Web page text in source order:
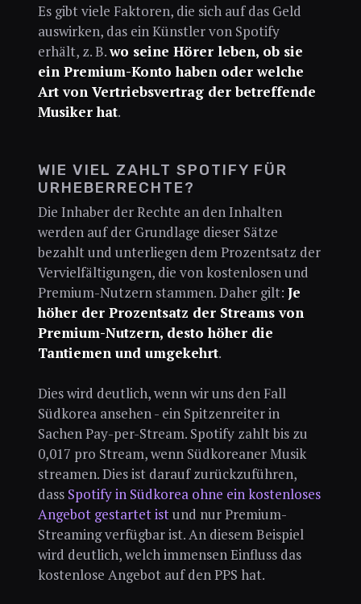
Es gibt viele Faktoren, die sich auf das Geld
auswirken, das ein Künstler von Spotify
erhält, z. B.wo seine Hörer leben, ob sie
ein Premium-Konto haben oder welche
Art von Vertriebsvertrag der betreffende
Musiker hat.
WIE VIEL ZAHLT SPOTIFY FÜR
URHEBERRECHTE?
Die Inhaber der Rechte an den Inhalten
werden auf der Grundlage dieser Sätze
bezahlt und unterliegen dem Prozentsatz der
Vervielfältigungen, die von kostenlosen und
Premium-Nutzern stammen. Daher gilt: Je
höher der Prozentsatz der Streams von
Premium-Nutzern, desto höher die
Tantiemen und umgekehrt.
Dies wird deutlich, wenn wir uns den Fall
Südkorea ansehen - ein Spitzenreiter in
Sachen Pay-per-Stream. Spotify zahlt bis zu
0,017 pro Stream, wenn Südkoreaner Musik
streamen. Dies ist darauf zurückzuführen,
dass Spotify in Südkorea ohne ein kostenloses
Angebot gestartet istund nur Premium-
Streaming verfügbar ist. An diesem Beispiel
wird deutlich, welch immensen Einfluss das
kostenlose Angebot auf den PPS hat.